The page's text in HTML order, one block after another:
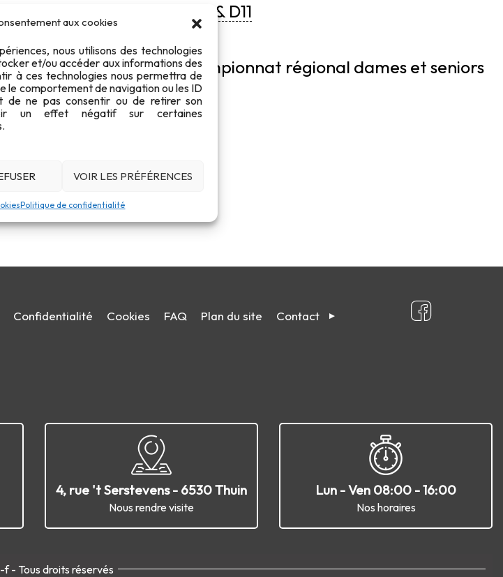
aux cookies
nous utilisons des technologies
et/ou accéder aux informations des
à ces technologies nous permettra de
le comportement de navigation ou les ID
de ne pas consentir ou de retirer son
un effet négatif sur certaines
VOIR LES PRÉFÉRENCES
Politique de confidentialité
seniors – Gembloux – D9 & D11
02-14 - Convocation championnat régional dames et seniors
- D9 & D11
février 2026.
- 10m Air Rifle
Confidentialité Cookies FAQ Plan du site Contact
4, rue 't Serstevens - 6530 Thuin
Nous rendre visite
Lun - Ven 08:00 - 16:00
Nos horaires
- Tous droits réservés